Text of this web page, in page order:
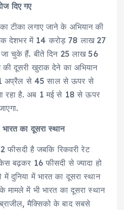
दिए गए
टीका लगाए जाने के अभियान की
देशभर में 14 करोड़ 78 लाख 27
जा चुके हैं. बीते दिन 25 लाख 56
दूसरी खुराक देने का अभियान
अप्रैल से 45 साल से ऊपर से
रहा है. अब 1 मई से 18 से ऊपर
का दूसरा स्थान
फीसदी है जबकि रिकवरी रेट
बढ़कर 16 फीसदी से ज्यादा हो
में दुनिया में भारत का दूसरा स्थान
में भी भारत का दूसरा स्थान
मैक्सिको के बाद सबसे